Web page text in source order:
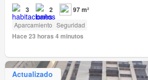
3 2 97 m²
Aparcamiento Seguridad
Hace 23 horas 4 minutos
Actualizado